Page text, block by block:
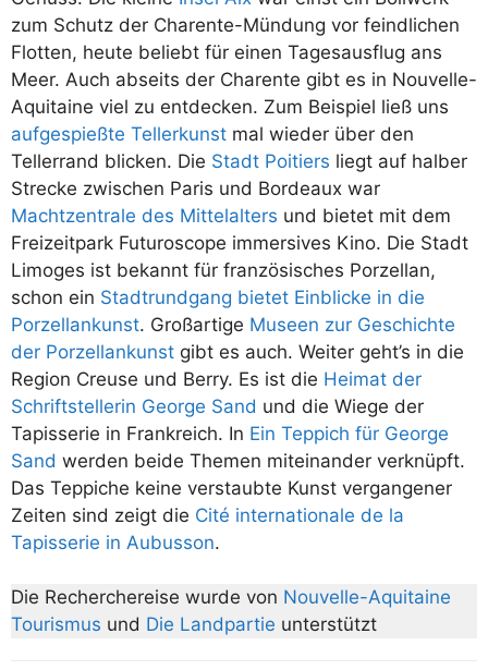
zum Schutz der Charente-Mündung vor feindlichen
Flotten, heute beliebt für einen Tagesausflug ans
Meer. Auch abseits der Charente gibt es in Nouvelle-
Aquitaine viel zu entdecken. Zum Beispiel ließ uns
aufgespießte Tellerkunst mal wieder über den
Tellerrand blicken. Die Stadt Poitiers liegt auf halber
Strecke zwischen Paris und Bordeaux war
Machtzentrale des Mittelalters und bietet mit dem
Freizeitpark Futuroscope immersives Kino. Die Stadt
Limoges ist bekannt für französisches Porzellan,
schon ein Stadtrundgang bietet Einblicke in die
Porzellankunst. Großartige Museen zur Geschichte
der Porzellankunst gibt es auch. Weiter geht’s in die
Region Creuse und Berry. Es ist die Heimat der
Schriftstellerin George Sand und die Wiege der
Tapisserie in Frankreich. In Ein Teppich für George
Sand werden beide Themen miteinander verknüpft.
Das Teppiche keine verstaubte Kunst vergangener
Zeiten sind zeigt die Cité internationale de la
Tapisserie in Aubusson.
Die Recherchereise wurde von Nouvelle-Aquitaine
Tourismus und Die Landpartie unterstützt